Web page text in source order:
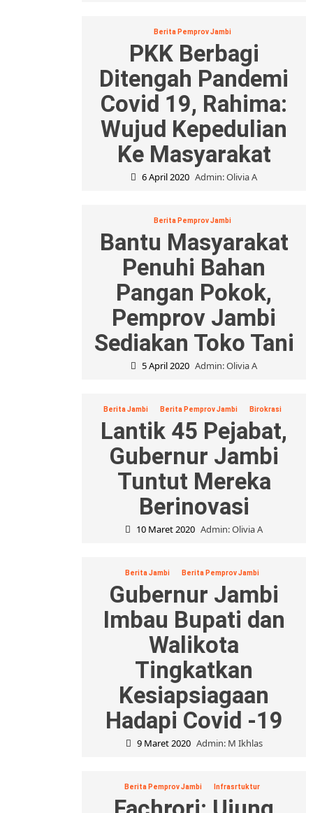
Berita Pemprov Jambi
PKK Berbagi
Ditengah Pandemi
Covid 19, Rahima:
Wujud Kepedulian
Ke Masyarakat
6 April 2020 Admin: Olivia A
Berita Pemprov Jambi
Bantu Masyarakat
Penuhi Bahan
Pangan Pokok,
Pemprov Jambi
Sediakan Toko Tani
5 April 2020 Admin: Olivia A
Berita Jambi Berita Pemprov Jambi Birokrasi
Lantik 45 Pejabat,
Gubernur Jambi
Tuntut Mereka
Berinovasi
10 Maret 2020 Admin: Olivia A
Berita Jambi Berita Pemprov Jambi
Gubernur Jambi
Imbau Bupati dan
Walikota
Tingkatkan
Kesiapsiagaan
Hadapi Covid -19
9 Maret 2020 Admin: M Ikhlas
Berita Pemprov Jambi Infrasrtuktur